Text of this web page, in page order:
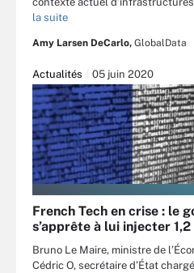
la suite
Amy Larsen DeCarlo, GlobalData
Actualités 05 juin 2020
French Tech en crise : le
s’apprête à lui injecter
Bruno Le Maire, ministre de
Cédric O, secrétaire d’État